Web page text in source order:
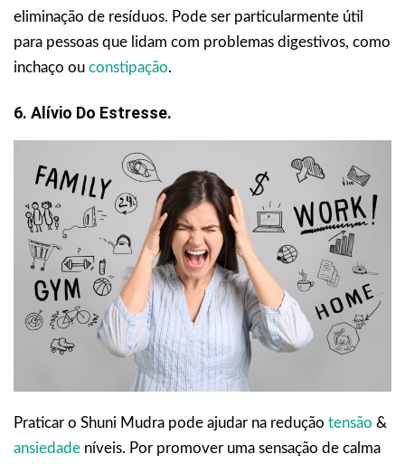
eliminação de resíduos. Pode ser particularmente útil
para pessoas que lidam com problemas digestivos, como
inchaço ou constipação.
6. Alívio Do Estresse.
Praticar o Shuni Mudra pode ajudar na redução tensão &
ansiedade níveis. Por promover uma sensação de calma